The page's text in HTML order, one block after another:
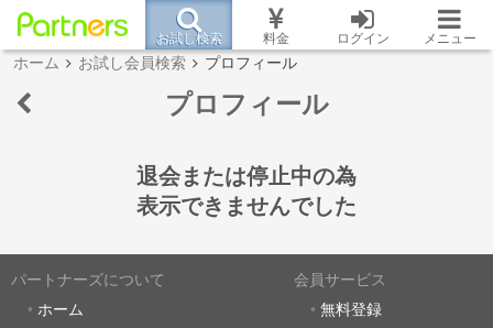
お試し検索 料金 ログイン メニュー
ホーム お試し会員検索 プロフィール
プロフィール
退会または停止中の為
表示できませんでした
パートナーズについて
ホーム
会員サービス
無料登録